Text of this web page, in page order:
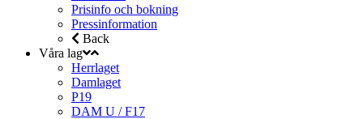
Prisinfo och bokning
Pressinformation
Back
Våra lag
Herrlaget
Damlaget
P19
DAM U / F17